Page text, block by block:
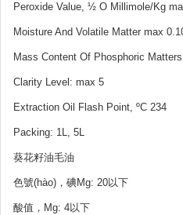
Peroxide Value, ½ O Millimole/Kg
Moisture And Volatile Matter max
Mass Content Of Phosphoric
Clarity Level: max 5
Extraction Oil Flash Point, ºC 234
Packing: 1L, 5L
葵花籽油毛油
色號(hào)，碘Mg: 20以下
酸值，Mg: 4以下